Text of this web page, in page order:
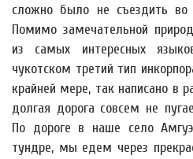
сложно было не съездить во
Помимо замечательной
из самых интересных
чукотском третий тип
крайней мере, так написано в
долгая дорога совсем не
По дороге в наше село
тундре, мы едем через